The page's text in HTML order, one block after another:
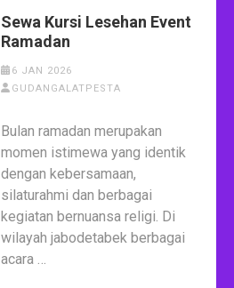
Sewa Kursi Lesehan Event
Ramadan
6 JAN 2026
GUDANGALATPESTA
Bulan ramadan merupakan
momen istimewa yang identik
dengan kebersamaan,
silaturahmi dan berbagai
kegiatan bernuansa religi. Di
wilayah jabodetabek berbagai
acara …